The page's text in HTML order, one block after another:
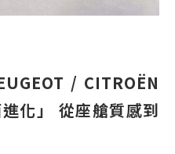
/ CITROËN
化」 從座艙質感到